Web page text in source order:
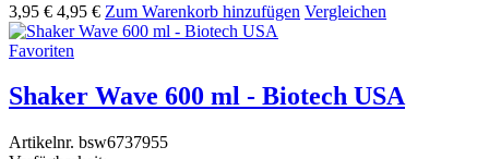
3,95 € 4,95 € Zum Warenkorb hinzufügen Vergleichen
Favoriten
Shaker Wave 600 ml - Biotech USA
Artikelnr. bsw6737955